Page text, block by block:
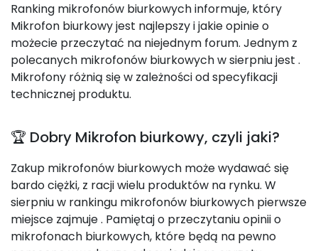
Ranking mikrofonów biurkowych informuje, który
Mikrofon biurkowy jest najlepszy i jakie opinie o
możecie przeczytać na niejednym forum. Jednym z
polecanych mikrofonów biurkowych w sierpniu jest .
Mikrofony różnią się w zależności od specyfikacji
technicznej produktu.
🏆 Dobry Mikrofon biurkowy, czyli jaki?
Zakup mikrofonów biurkowych może wydawać się
bardo ciężki, z racji wielu produktów na rynku. W
sierpniu w rankingu mikrofonów biurkowych pierwsze
miejsce zajmuje. Pamiętaj o przeczytaniu opinii o
mikrofonach biurkowych, które będą na pewno